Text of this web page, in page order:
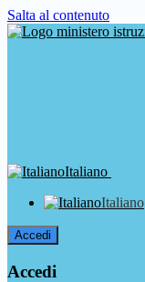
Salta al contenuto
Italiano
Italiano
Accedi
Accedi